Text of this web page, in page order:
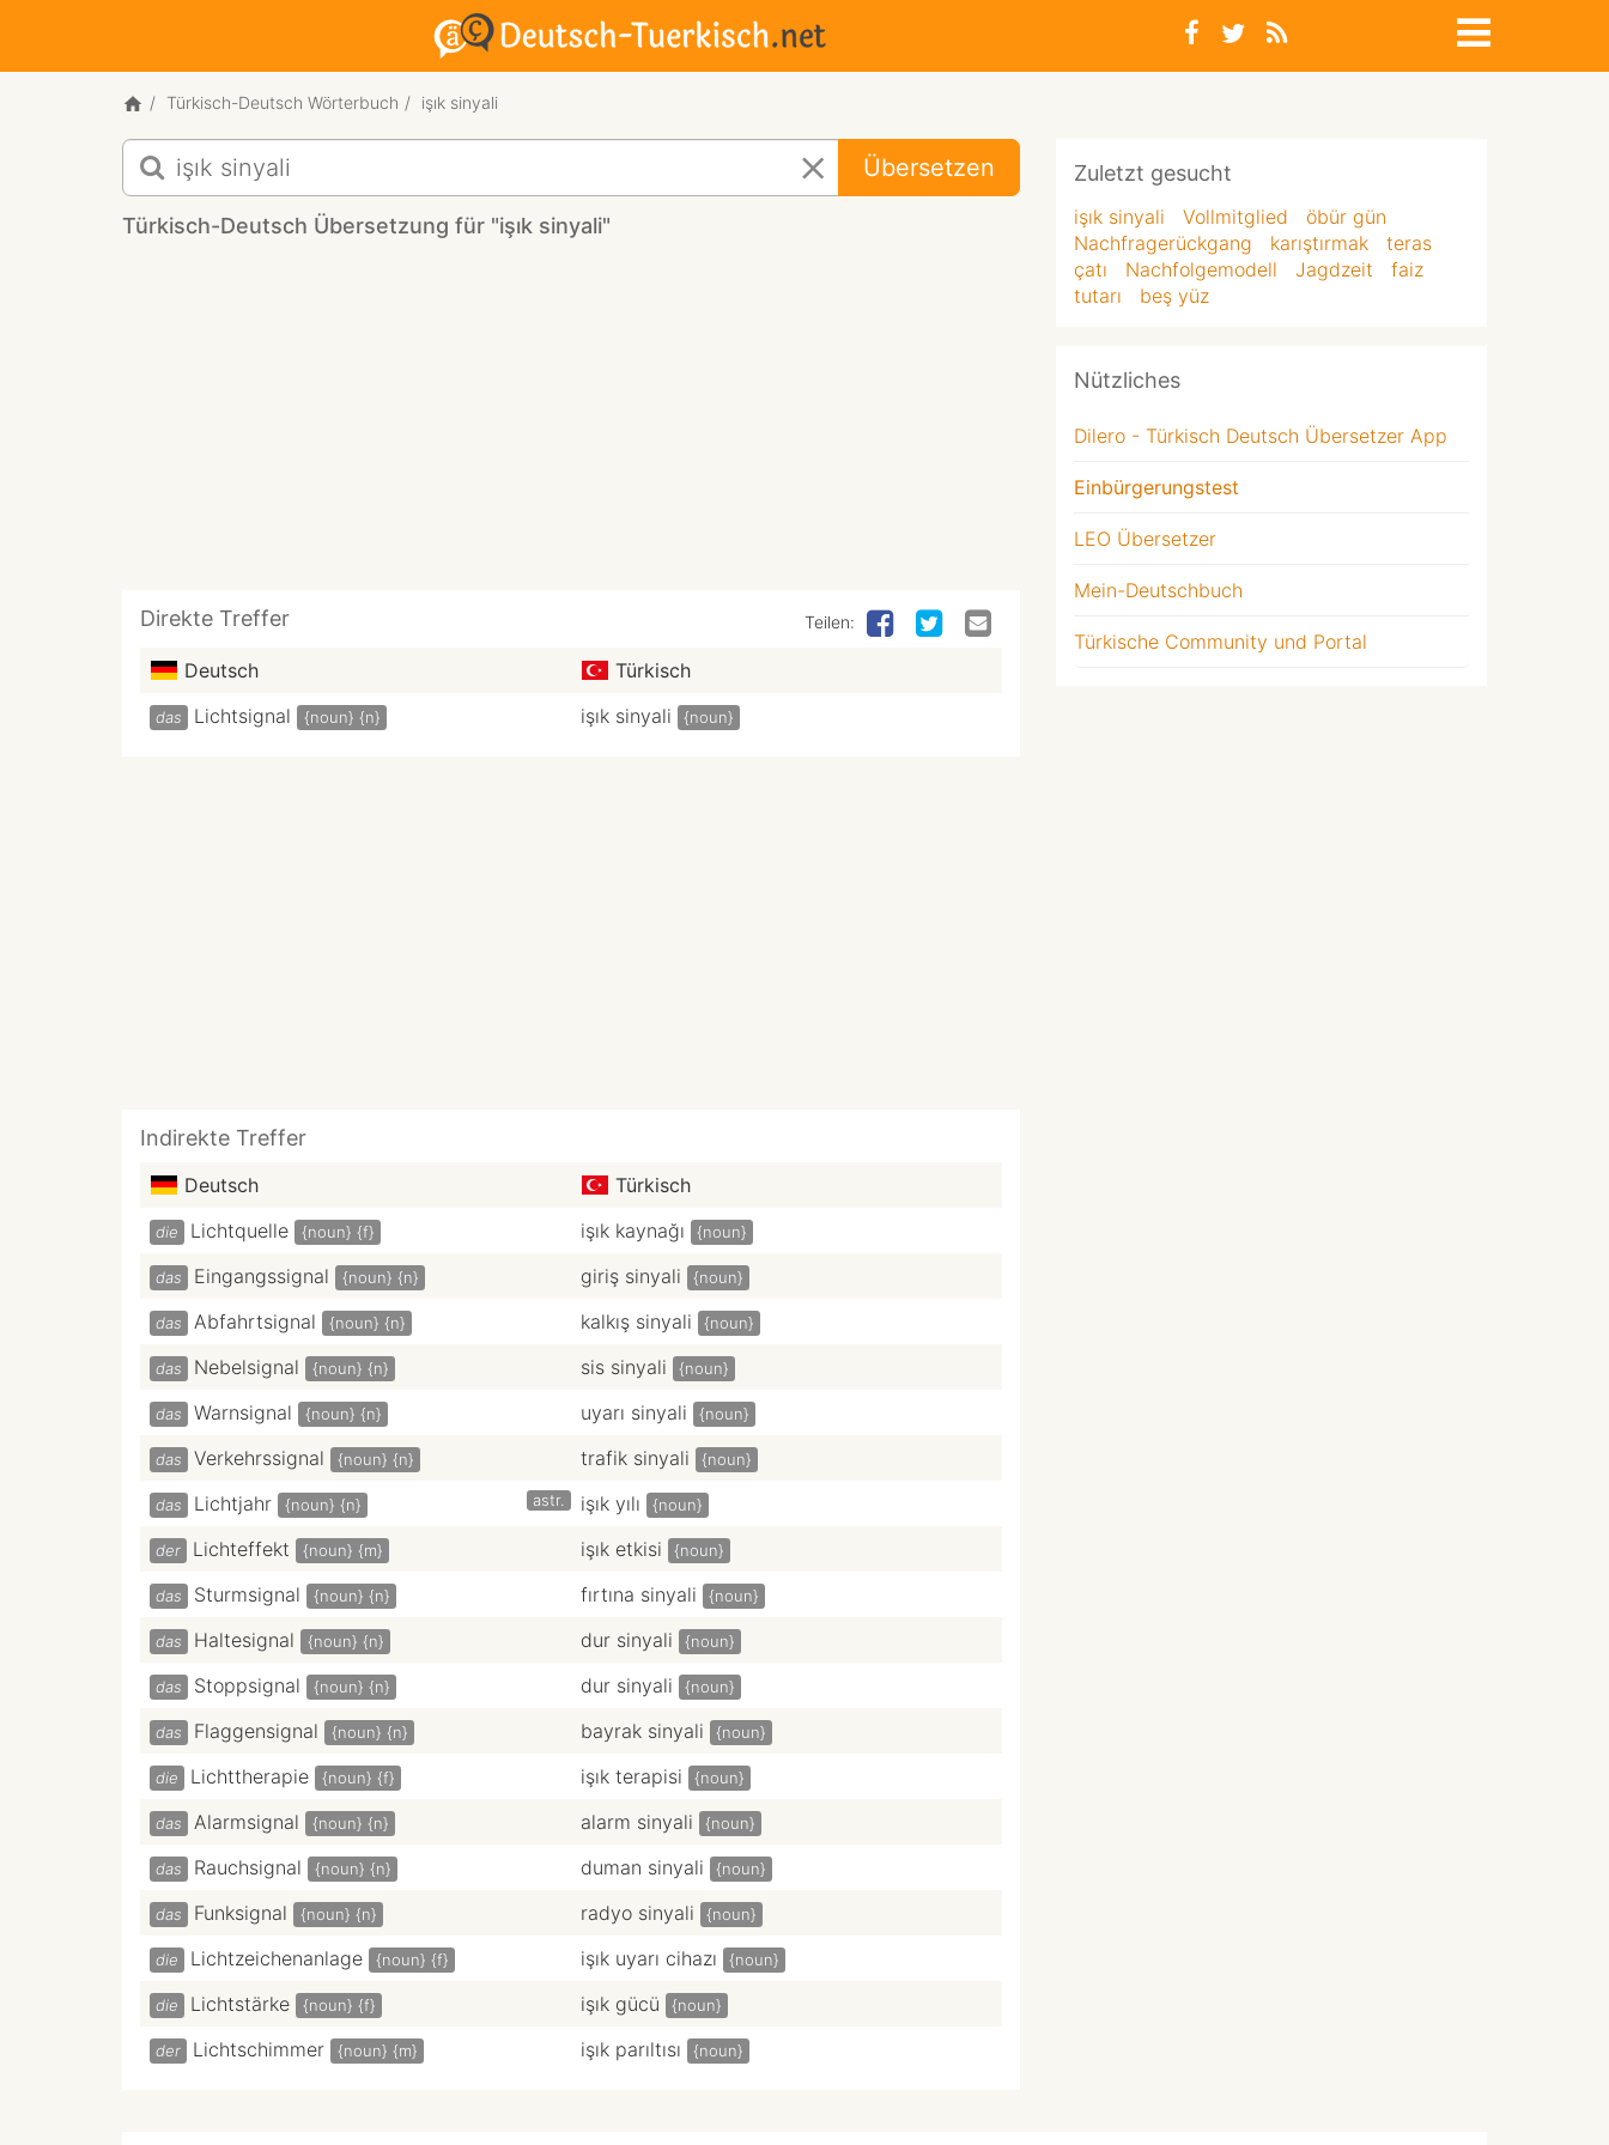
Türkisch-Deutsch Wörterbuch işık sinyali
Türkisch-
Deutsch
Übersetzung
für
Übersetzen
Türkisch-Deutsch Übersetzung für "işık sinyali"
Direkte Treffer Teilen:
Deutsch Türkisch
das Lichtsignal {noun} {n} işık sinyali {noun}
Indirekte Treffer
Deutsch Türkisch
die Lichtquelle {noun} {f} işık kaynağı {noun}
das Eingangssignal {noun} {n} giriş sinyali {noun}
das Abfahrtsignal {noun} {n} kalkış sinyali {noun}
das Nebelsignal {noun} {n} sis sinyali {noun}
das Warnsignal {noun} {n} uyarı sinyali {noun}
das Verkehrssignal {noun} {n} trafik sinyali {noun}
das Lichtjahr {noun} {n} astr. işık yılı {noun}
der Lichteffekt {noun} {m} işık etkisi {noun}
das Sturmsignal {noun} {n} fırtına sinyali {noun}
das Haltesignal {noun} {n} dur sinyali {noun}
das Stoppsignal {noun} {n} dur sinyali {noun}
das Flaggensignal {noun} {n} bayrak sinyali {noun}
die Lichttherapie {noun} {f} işık terapisi {noun}
das Alarmsignal {noun} {n} alarm sinyali {noun}
das Rauchsignal {noun} {n} duman sinyali {noun}
das Funksignal {noun} {n} radyo sinyali {noun}
die Lichtzeichenanlage {noun} {f} işık uyarı cihazı {noun}
die Lichtstärke {noun} {f} işık gücü {noun}
der Lichtschimmer {noun} {m} işık parıltısı {noun}
Zuletzt gesucht
işık sinyali Vollmitglied
öbür gün
Nachfragerückgang
karıştırmak
teras
çatı
Nachfolgemodell Jagdzeit
faiz
tutarı
beş yüz
Nützliches
Dilero - Türkisch Deutsch Übersetzer App
Einbürgerungstest
LEO Übersetzer
Mein-Deutschbuch
Türkische Community und Portal